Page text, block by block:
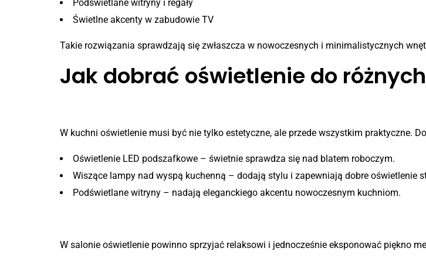
Podświetlane witryny i regały
Świetlne akcenty w zabudowie TV
Takie rozwiązania sprawdzają się zwłaszcza w nowoczesnych i minimalistycznych
Jak dobrać oświetlenie do
W kuchni oświetlenie musi być nie tylko estetyczne, ale przede wszystkim praktyczne.
Oświetlenie LED podszafkowe – świetnie sprawdza się nad blatem roboczym.
Wiszące lampy nad wyspą kuchenną – dodają stylu i zapewniają dobre oświetlenie
Podświetlane witryny – nadają eleganckiego akcentu nowoczesnym kuchniom.
W salonie oświetlenie powinno sprzyjać relaksowi i jednocześnie eksponować piękno